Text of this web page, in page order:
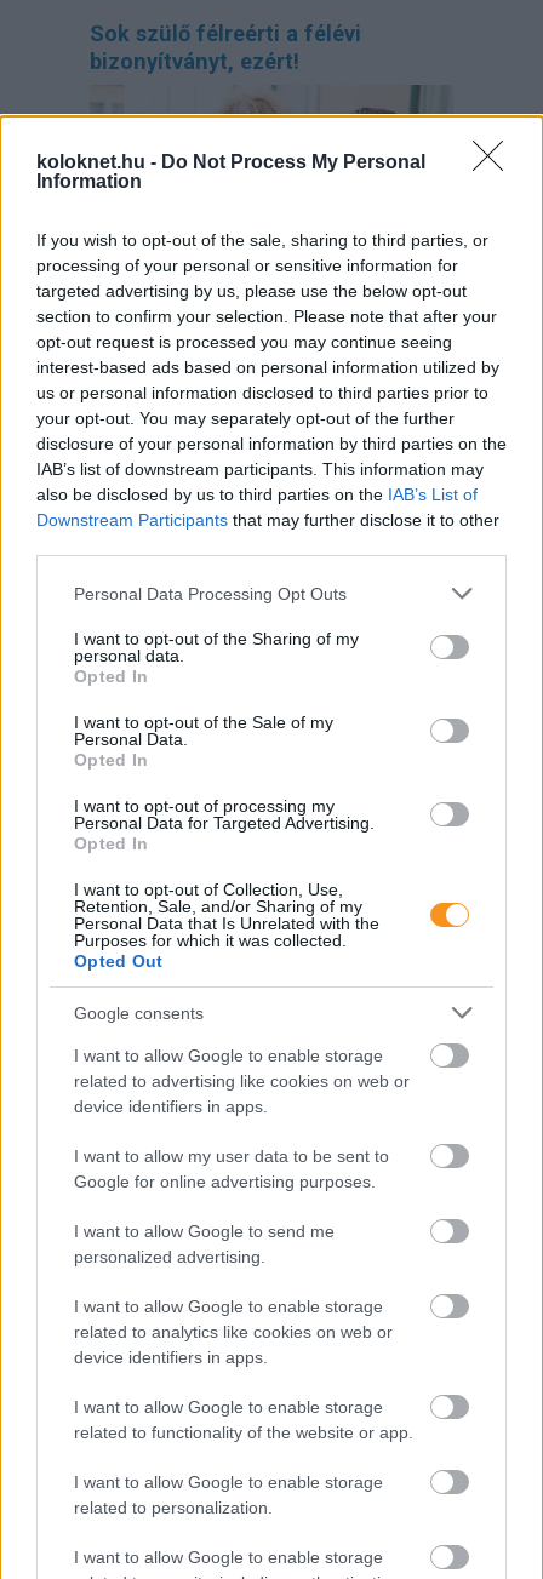
koloknet.hu - Do Not Process My Personal
Information
If you wish to opt-out of the sale, sharing to third parties, or
processing of your personal or sensitive information for
targeted advertising by us, please use the below opt-out
section to confirm your selection. Please note that after your
opt-out request is processed you may continue seeing
interest-based ads based on personal information utilized by
us or personal information disclosed to third parties prior to
your opt-out. You may separately opt-out of the further
disclosure of your personal information by third parties on the
IAB’s list of downstream participants. This information may
also be disclosed by us to third parties on the IAB’s List of
Downstream Participants that may further disclose it to other
Please note that this website/app uses one or more Google
not limited to your visit or usage behaviour. You may click to
grant or deny consent to Google and its third-party tags to
use your data for below specified purposes in below Google
consent section.
Personal Data Processing Opt Outs
I want to opt-out of the Sharing of my
personal data.
Opted In
I want to opt-out of the Sale of my
Personal Data.
Opted In
I want to opt-out of processing my
Personal Data for Targeted Advertising.
Opted In
I want to opt-out of Collection, Use,
Retention, Sale, and/or Sharing of my
Personal Data that Is Unrelated with the
Purposes for which it was collected.
Opted Out
Google consents
I want to allow Google to enable storage
related to advertising like cookies on web or
device identifiers in apps.
I want to allow my user data to be sent to
Google for online advertising purposes.
I want to allow Google to send me
personalized advertising.
I want to allow Google to enable storage
related to analytics like cookies on web or
device identifiers in apps.
I want to allow Google to enable storage
related to functionality of the website or app.
I want to allow Google to enable storage
related to personalization.
I want to allow Google to enable storage
Sok szülő félreérti a félévi
bizonyítványt, ezért!
Sok családban okoz feszültséget, amikor a gyerek
"rossz" félévi bizonyítványt hoz haza. Ilyenkor
könnyű téves következtetéseket levonni: a gyerek
lusta, figyelmetlen volt, pedig a háttérben jóval
összetettebb okok is állhatnak. A szakértők szerint
a rossz jegyeket inkább jelzésnek kell felfognunk,
amelyek arra hívják fel a figyelmet, hogy valahol
szülőknek
Mitől lesz egy gyerekből olyan felnőtt, aki mer
hibázni, újrakezdeni és kiállni magáért? Az
egészséges önbizalom nem velünk született
tulajdonság, hanem lassan épülő belső
biztonságérzet, amelyre a gyereknek nap mint nap
szüksége van.
Így reagálj, ha a gyereked rossz
jegyet hozott haza a suliból!
Mit tehetünk szülőként, ha a gyerek jó vagy éppen
rossz jegyet hozott haza a suliból? A megfelelő
dicsérettől kezdve, amotiváció fenntartásánát,
sok múlik azon, hogyan reagálunk. A jegyek mögött
ugyanis komoly erőfeszítés, valódi érzelmek,
készségek és tanulható stratégiák állnak,